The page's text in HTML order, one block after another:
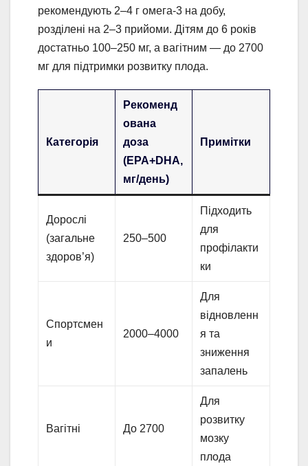
рекомендують 2–4 г омега-3 на добу,
розділені на 2–3 прийоми. Дітям до 6 років
достатньо 100–250 мг, а вагітним — до 2700
мг для підтримки розвитку плода.
Категорія
Рекоменд
ована
доза
(EPA+DHA,
мг/день)
Примітки
Дорослі
(загальне
здоров’я)
250–500
Підходить
для
профілакти
ки
Спортсмен
и
2000–4000
Для
відновленн
я та
зниження
запалень
Вагітні До 2700
Для
розвитку
мозку
плода